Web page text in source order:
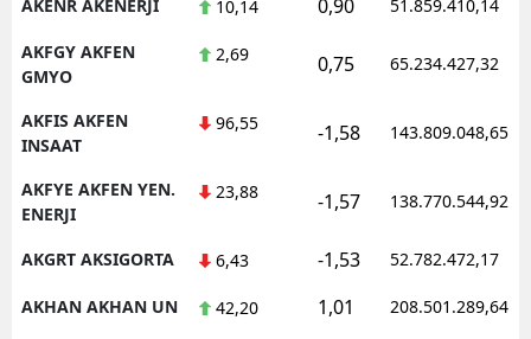
Manisa
Kahramanmaraş
Muş
Nevşehir
Niğde
AKENR AKENERJI 10,14 0,90 51.859.410,14
AKFGY AKFEN
GMYO
2,69 0,75 65.234.427,32
AKFIS AKFEN
INSAAT
96,55 -1,58 143.809.048,65
AKFYE AKFEN YEN.
ENERJI
23,88 -1,57 138.770.544,92
AKGRT AKSIGORTA 6,43 -1,53 52.782.472,17
AKHAN AKHAN UN 42,20 1,01 208.501.289,64